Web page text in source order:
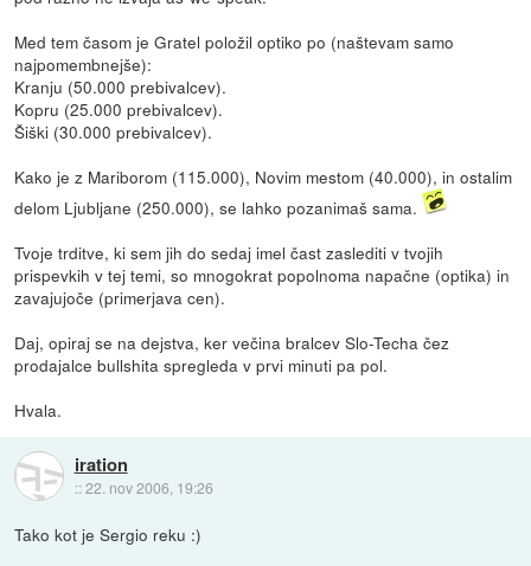
Med tem časom je Gratel položil optiko po (naštevam samo
najpomembnejše):
Kranju (50.000 prebivalcev).
Kopru (25.000 prebivalcev).
Šiški (30.000 prebivalcev).
Kako je z Mariborom (115.000), Novim mestom (40.000), in ostalim
delom Ljubljane (250.000), se lahko pozanimaš sama.
Tvoje trditve, ki sem jih do sedaj imel čast zaslediti v tvojih
prispevkih v tej temi, so mnogokrat popolnoma napačne (optika) in
zavajujoče (primerjava cen).
Daj, opiraj se na dejstva, ker večina bralcev Slo-Techa čez
prodajalce bullshita spregleda v prvi minuti pa pol.
Hvala.
iration
::22. nov 2006, 19:26
Tako kot je Sergio reku :)